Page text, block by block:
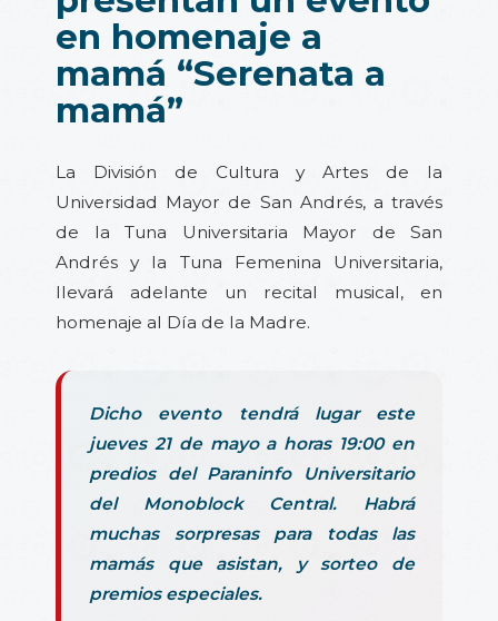
en homenaje a
mamá “Serenata a
mamá”
La División de Cultura y Artes de la
Universidad Mayor de San Andrés, a través
de la Tuna Universitaria Mayor de San
Andrés y la Tuna Femenina Universitaria,
llevará adelante un recital musical, en
homenaje al Día de la Madre.
Dicho evento tendrá lugar este
jueves 21 de mayo a horas 19:00 en
predios del Paraninfo Universitario
del Monoblock Central. Habrá
muchas sorpresas para todas las
mamás que asistan, y sorteo de
premios especiales.